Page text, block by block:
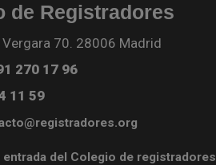
de Registradores
Vergara 70. 28006 Madrid
270 17 96
11 59
entrada del Colegio de registradores